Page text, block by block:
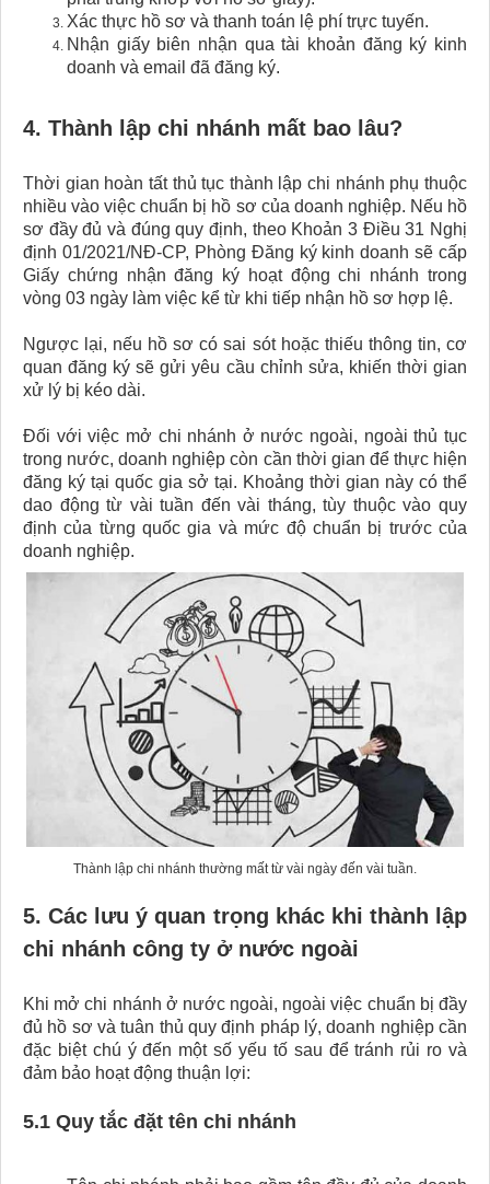
Xác thực hồ sơ và thanh toán lệ phí trực tuyến.
Nhận giấy biên nhận qua tài khoản đăng ký kinh
doanh và email đã đăng ký.
4. Thành lập chi nhánh mất bao lâu?
Thời gian hoàn tất thủ tục thành lập chi nhánh phụ thuộc
nhiều vào việc chuẩn bị hồ sơ của doanh nghiệp. Nếu hồ
sơ đầy đủ và đúng quy định, theo Khoản 3 Điều 31 Nghị
định 01/2021/NĐ-CP, Phòng Đăng ký kinh doanh sẽ cấp
Giấy chứng nhận đăng ký hoạt động chi nhánh trong
vòng 03 ngày làm việc kể từ khi tiếp nhận hồ sơ hợp lệ.
Ngược lại, nếu hồ sơ có sai sót hoặc thiếu thông tin, cơ
quan đăng ký sẽ gửi yêu cầu chỉnh sửa, khiến thời gian
xử lý bị kéo dài.
Đối với việc mở chi nhánh ở nước ngoài, ngoài thủ tục
trong nước, doanh nghiệp còn cần thời gian để thực hiện
đăng ký tại quốc gia sở tại. Khoảng thời gian này có thể
dao động từ vài tuần đến vài tháng, tùy thuộc vào quy
định của từng quốc gia và mức độ chuẩn bị trước của
doanh nghiệp.
Thành lập chi nhánh thường mất từ vài ngày đến vài tuần.
5. Các lưu ý quan trọng khác khi thành lập
chi nhánh công ty​ ở nước ngoài
Khi mở chi nhánh ở nước ngoài, ngoài việc chuẩn bị đầy
đủ hồ sơ và tuân thủ quy định pháp lý, doanh nghiệp cần
đặc biệt chú ý đến một số yếu tố sau để tránh rủi ro và
đảm bảo hoạt động thuận lợi:
5.1 Quy tắc đặt tên chi nhánh